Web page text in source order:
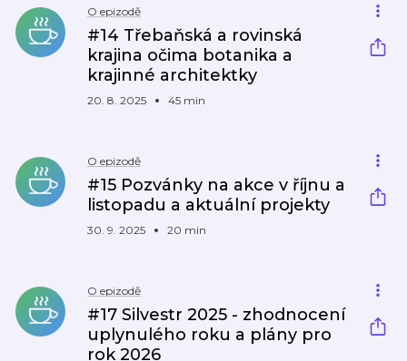
O epizodě
#14 Třebaňská a rovinská
krajina očima botanika a
krajinné architektky
20. 8. 2025 45 min
O epizodě
#15 Pozvánky na akce v říjnu a
listopadu a aktuální projekty
30. 9. 2025 20 min
O epizodě
#17 Silvestr 2025 - zhodnocení
uplynulého roku a plány pro
rok 2026